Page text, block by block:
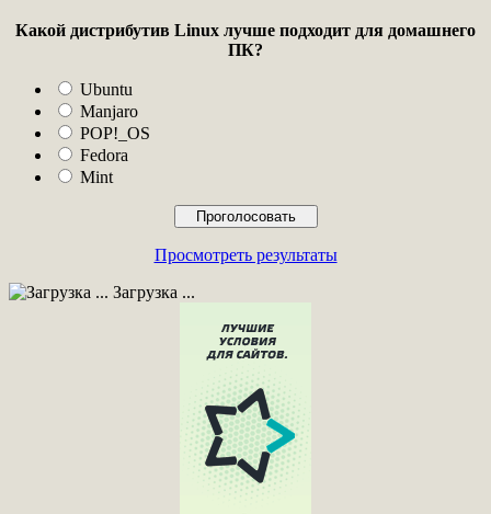
Какой дистрибутив Linux лучше подходит для домашнего
ПК?
Ubuntu
Manjaro
POP!_OS
Fedora
Mint
Просмотреть результаты
Загрузка ...